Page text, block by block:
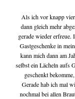
Als ich vor knapp
dann gleich mehr
gerade wieder erfreue.
Gastgeschenke in
kann mich dann am
selbst ein Lächeln aufs
geschenkt
Gerade hab ich mal
nochmal bei allen